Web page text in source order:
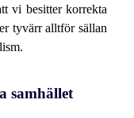
vi besitter korrekta
tyvärr alltför sällan
samhället